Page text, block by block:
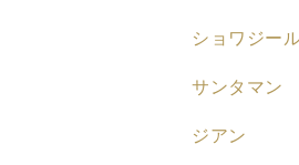
ショワジー
サンタマン
ジアン